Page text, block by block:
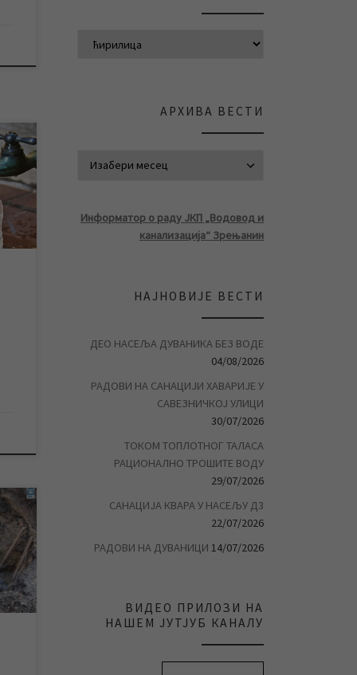
за
АРХИВА ВЕСТИ
Информатор о раду ЈКП „Водовод и
канализација“ Зрењанин
НАЈНОВИЈЕ ВЕСТИ
ДЕО НАСЕЉА ДУВАНИКА БЕЗ ВОДЕ
04/08/2026
РАДОВИ НА САНАЦИЈИ ХАВАРИЈЕ У
САВЕЗНИЧКОЈ УЛИЦИ
30/07/2026
ТОКОМ ТОПЛОТНОГ ТАЛАСА
РАЦИОНАЛНО ТРОШИТЕ ВОДУ
29/07/2026
САНАЦИЈА КВАРА У НАСЕЉУ Д3
22/07/2026
РАДОВИ НА ДУВАНИЦИ 14/07/2026
ВИДЕО ПРИЛОЗИ НА
НАШЕМ ЈУТЈУБ КАНАЛУ